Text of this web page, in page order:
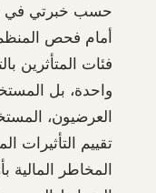
حسب خبرتي في
أمام فحص
فئات المتأثرين
واحدة، بل
العرضيون،
تقييم التأثيرات
المخاطر المالية